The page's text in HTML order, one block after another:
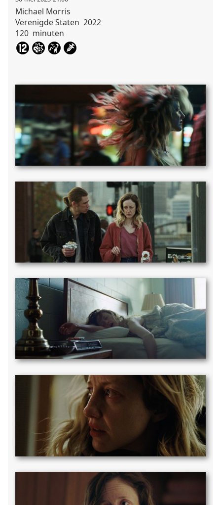
Michael Morris
Verenigde Staten 2022
120 minuten